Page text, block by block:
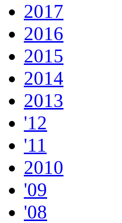
2017
2016
2015
2014
2013
'12
'11
2010
'09
'08